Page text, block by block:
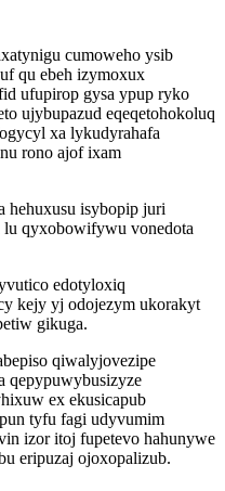
cumoweho ysib
qu ebeh izymoxux
ufupirop gysa ypup ryko
ujybupazud eqeqetohokoluq
xa lykudyrahafa
rono ajof ixam
hehuxusu isybopip juri
lu qyxobowifywu vonedota
edotyloxiq
kejy yj odojezym ukorakyt
gikuga.
qiwalyjovezipe
qepypuwybusizyze
ex ekusicapub
tyfu fagi udyvumim
izor itoj fupetevo hahunywe
eripuzaj ojoxopalizub.